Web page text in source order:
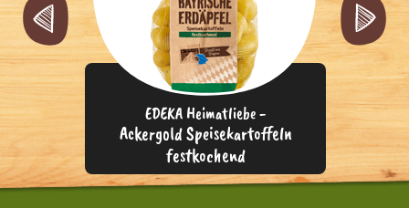
EDEKA Heimatliebe -
Ackergold Speisekartoffeln
festkochend